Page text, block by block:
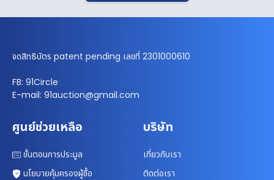
จดสิทธิบัตร patent pending เลขที่ 2301000610
FB: 91Circle
E-mail: 91auction@gmail.com
ศูนย์ช่วยเหลือ
ขั้นตอนการประมูล
นโยบายคุ้มครองผู้ซื้อ
บริษัท
เกี่ยวกับเรา
ติดต่อเรา